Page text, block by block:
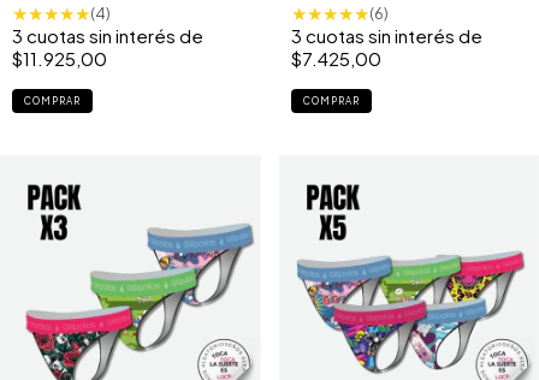
★★★★★(4)
3 cuotas sin interés de
$11.925,00
COMPRAR
★★★★★(6)
3 cuotas sin interés de
$7.425,00
COMPRAR